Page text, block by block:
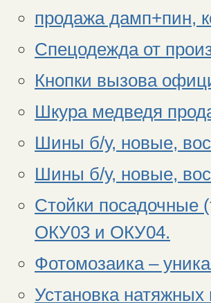
продажа дамп+пин,
Спецодежда от
Кнопки вызова
Шкура медведя
Шины б/у, новые,
Шины б/у, новые,
Стойки
ОКУ03 и ОКУ04.
Фотомозаика –
Установка